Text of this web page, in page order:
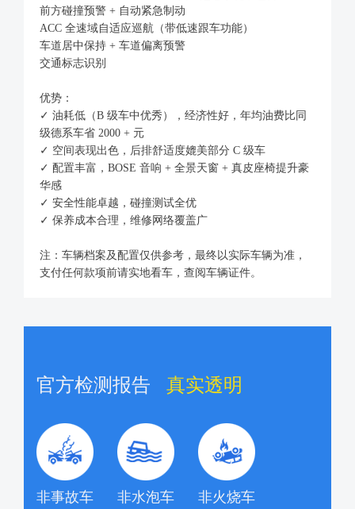
前方碰撞预警 + 自动紧急制动
ACC 全速域自适应巡航（带低速跟车功能）
车道居中保持 + 车道偏离预警
交通标志识别
优势：
✓ 油耗低（B 级车中优秀），经济性好，年均油费比同
级德系车省 2000 + 元
✓ 空间表现出色，后排舒适度媲美部分 C 级车
✓ 配置丰富，BOSE 音响 + 全景天窗 + 真皮座椅提升豪
华感
✓ 安全性能卓越，碰撞测试全优
✓ 保养成本合理，维修网络覆盖广
注：车辆档案及配置仅供参考，最终以实际车辆为准，
支付任何款项前请实地看车，查阅车辆证件。
官方检测报告 真实透明
非事故车 非水泡车 非火烧车